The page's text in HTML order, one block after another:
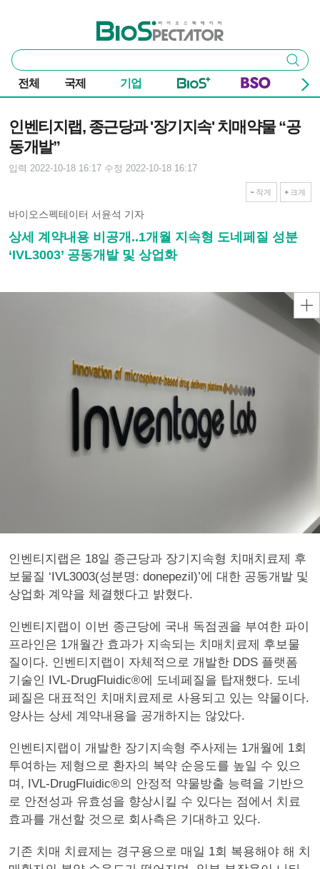
바이오스펙테이터
통
합
검
색
검색
전체 국제 기업
인벤티지랩, 종근당과 '장기지속' 치매약물 “공
동개발”
입력 2022-10-18 16:17 수정 2022-10-18 16:17
작게 크게
바이오스펙테이터 서윤석 기자
상세 계약내용 비공개..1개월 지속형 도네페질 성분
‘IVL3003’ 공동개발 및 상업화
인벤티지랩은 18일 종근당과 장기지속형 치매치료제 후
보물질 ‘IVL3003(성분명: donepezil)’에 대한 공동개발 및
상업화 계약을 체결했다고 밝혔다.
인벤티지랩이 이번 종근당에 국내 독점권을 부여한 파이
프라인은 1개월간 효과가 지속되는 치매치료제 후보물
질이다. 인벤티지랩이 자체적으로 개발한 DDS 플랫폼
기술인 IVL-DrugFluidic®에 도네페질을 탑재했다. 도네
페질은 대표적인 치매치료제로 사용되고 있는 약물이다.
양사는 상세 계약내용을 공개하지는 않았다.
인벤티지랩이 개발한 장기지속형 주사제는 1개월에 1회
투여하는 제형으로 환자의 복약 순응도를 높일 수 있으
며, IVL-DrugFluidic®의 안정적 약물방출 능력을 기반으
로 안전성과 유효성을 향상시킬 수 있다는 점에서 치료
효과를 개선할 것으로 회사측은 기대하고 있다.
기존 치매 치료제는 경구용으로 매일 1회 복용해야 해 치